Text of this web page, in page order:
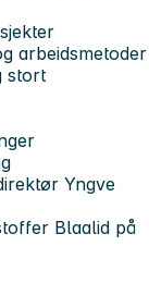
arbeidsmetoder
stort
Yngve
Blaalid på